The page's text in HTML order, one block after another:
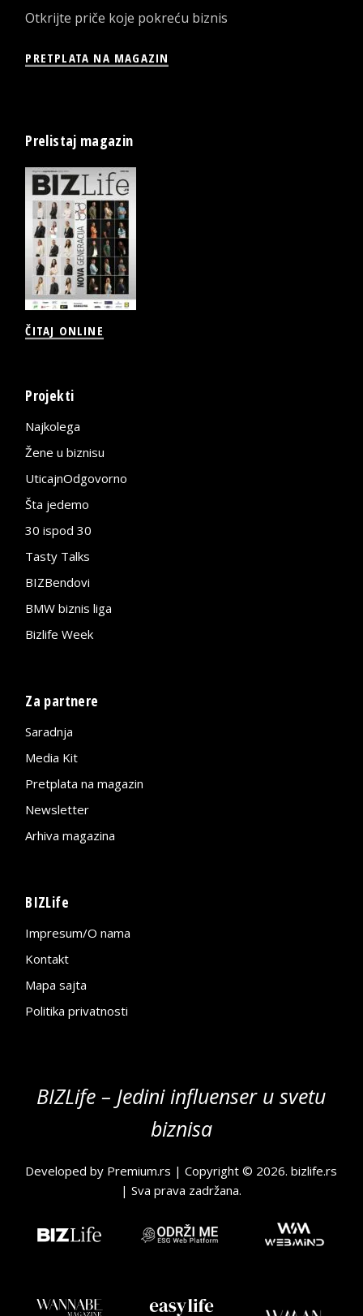
Otkrijte priče koje pokreću biznis
PRETPLATA NA MAGAZIN
Prelistaj magazin
ČITAJ ONLINE
Projekti
Najkolega
Žene u biznisu
UticajnOdgovorno
Šta jedemo
30 ispod 30
Tasty Talks
BIZBendovi
BMW biznis liga
Bizlife Week
Za partnere
Saradnja
Media Kit
Pretplata na magazin
Newsletter
Arhiva magazina
BIZLife
Impresum/O nama
Kontakt
Mapa sajta
Politika privatnosti
BIZLife – Jedini influenser u svetu
biznisa
Developed by Premium.rs | Copyright © 2026.bizlife.rs
| Sva prava zadržana.